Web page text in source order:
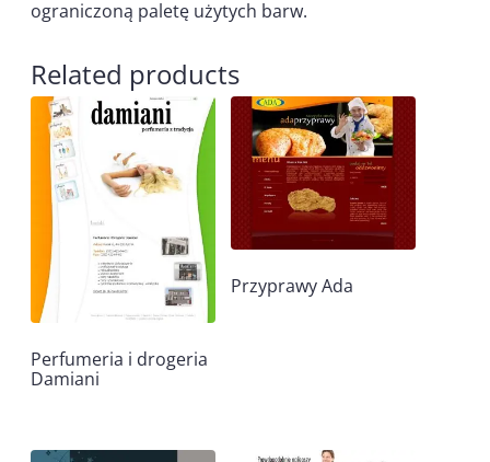
ograniczoną paletę użytych barw.
Related products
Perfumeria i drogeria
Damiani
Przyprawy Ada